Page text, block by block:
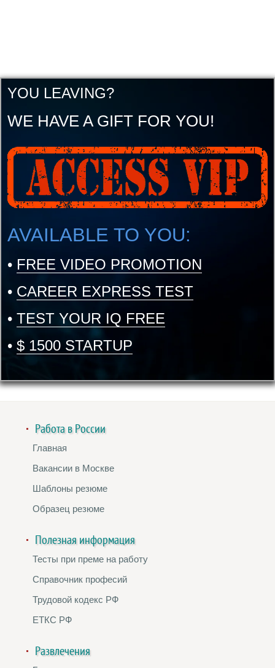
YOU LEAVING?
WE HAVE A GIFT FOR YOU!
AVAILABLE TO YOU:
• FREE VIDEO PROMOTION
• CAREER EXPRESS TEST
• TEST YOUR IQ FREE
• $ 1500 STARTUP
Работа в России
Главная
Вакансии в Москве
Шаблоны резюме
Образец резюме
Полезная информация
Тесты при преме на работу
Справочник професий
Трудовой кодекс РФ
ЕТКС РФ
Развлечения